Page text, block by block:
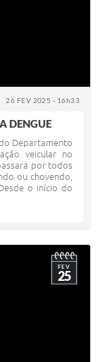
26 FEV 2025 - 16h33
DENGUE
Departamento
veicular no
por todos
ou chovendo,
o início do
FEV
25